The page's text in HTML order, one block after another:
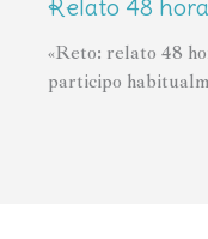
Relato 48
«Reto: relato 48
participo